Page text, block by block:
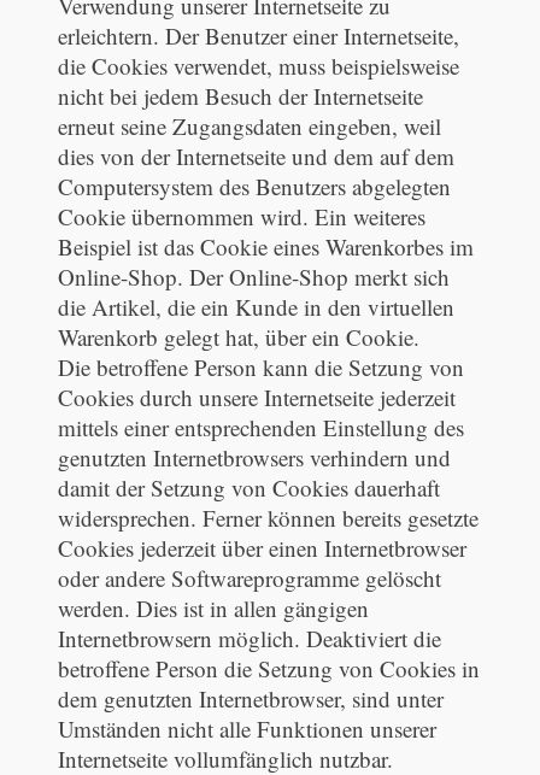
erleichtern. Der Benutzer einer Internetseite,
die Cookies verwendet, muss beispielsweise
nicht bei jedem Besuch der Internetseite
erneut seine Zugangsdaten eingeben, weil
dies von der Internetseite und dem auf dem
Computersystem des Benutzers abgelegten
Cookie übernommen wird. Ein weiteres
Beispiel ist das Cookie eines Warenkorbes im
Online-Shop. Der Online-Shop merkt sich
die Artikel, die ein Kunde in den virtuellen
Warenkorb gelegt hat, über ein Cookie.
Die betroffene Person kann die Setzung von
Cookies durch unsere Internetseite jederzeit
mittels einer entsprechenden Einstellung des
genutzten Internetbrowsers verhindern und
damit der Setzung von Cookies dauerhaft
widersprechen. Ferner können bereits gesetzte
Cookies jederzeit über einen Internetbrowser
oder andere Softwareprogramme gelöscht
werden. Dies ist in allen gängigen
Internetbrowsern möglich. Deaktiviert die
betroffene Person die Setzung von Cookies in
dem genutzten Internetbrowser, sind unter
Umständen nicht alle Funktionen unserer
Internetseite vollumfänglich nutzbar.